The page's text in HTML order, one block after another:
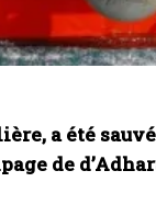
a été
de